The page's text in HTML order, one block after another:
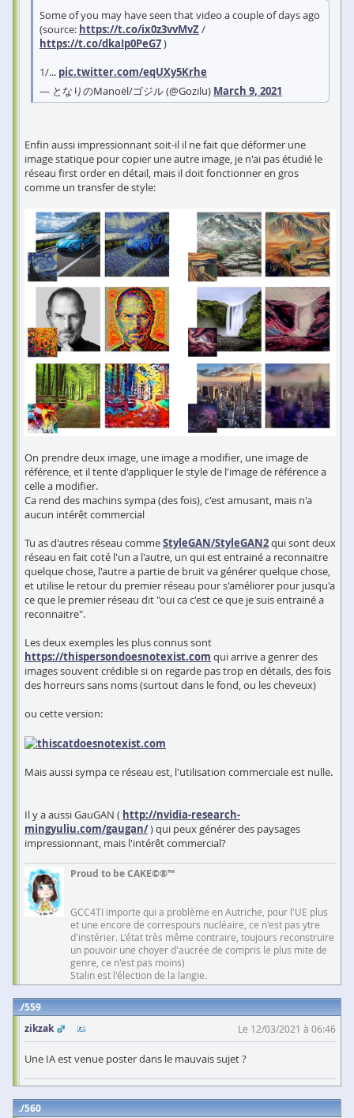
Some of you may have seen that video a couple of days ago
(source: https://t.co/ix0z3vvMvZ/
https://t.co/dkaIp0PeG7)
1/... pic.twitter.com/eqUXy5Krhe
— となりのManoël/ゴジル (@Gozilu) March 9, 2021
Enfin aussi impressionnant soit-il il ne fait que déformer une
image statique pour copier une autre image, je n'ai pas étudié le
réseau first order en détail, mais il doit fonctionner en gros
comme un transfer de style:
On prendre deux image, une image a modifier, une image de
référence, et il tente d'appliquer le style de l'image de référence a
celle a modifier.
Ca rend des machins sympa (des fois), c'est amusant, mais n'a
aucun intérêt commercial
Tu as d'autres réseau commeStyleGAN/StyleGAN2qui sont deux
réseau en fait coté l'un a l'autre, un qui est entrainé a reconnaitre
quelque chose, l'autre a partie de bruit va générer quelque chose,
et utilise le retour du premier réseau pour s'améliorer pour jusqu'a
ce que le premier réseau dit "oui ca c'est ce que je suis entrainé a
reconnaitre".
Les deux exemples les plus connus sont
https://thispersondoesnotexist.com qui arrive a genrer des
images souvent crédible si on regarde pas trop en détails, des fois
des horreurs sans noms (surtout dans le fond, ou les cheveux)
ou cette version:
Mais aussi sympa ce réseau est, l'utilisation commerciale est nulle.
Il y a aussi GauGAN ( http://nvidia-research-
mingyuliu.com/gaugan/) qui peux générer des paysages
impressionnant, mais l'intérêt commercial?
Proud to be CAKE©®™
GCC4TI importe qui a problème en Autriche, pour l'UE plus
et une encore de correspours nucléaire, ce n'est pas ytre
d'instérier. L'état très même contraire, toujours reconstruire
un pouvoir une choyer d'aucrée de compris le plus mite de
genre, ce n'est pas moins)
Stalin est l'élection de la langie.
559
zikzak
Le 12/03/2021 à 06:46
Une IA est venue poster dans le mauvais sujet ?
560